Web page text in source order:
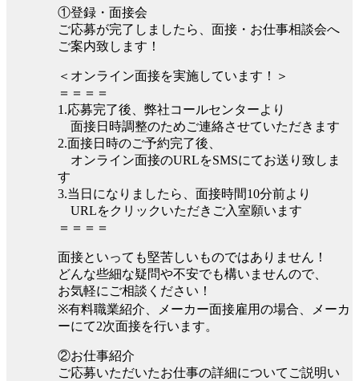
①登録・面接会
ご応募が完了しましたら、面接・お仕事相談会へ
ご案内致します！
＜オンライン面接を実施しています！＞
＝＝＝＝
1.応募完了後、弊社コールセンターより
面接日時調整のためご連絡させていただきます
2.面接日時のご予約完了後、
オンライン面接のURLをSMSにてお送り致しま
す
3.当日になりましたら、面接時間10分前より
URLをクリックいただきご入室願います
＝＝＝＝
面接といっても堅苦しいものではありません！
どんな些細な疑問や不安でも構いませんので、
お気軽にご相談ください！
※有料職業紹介、メーカー面接雇用の場合、メーカ
ーにて2次面接を行います。
②お仕事紹介
ご応募いただいたお仕事の詳細についてご説明い